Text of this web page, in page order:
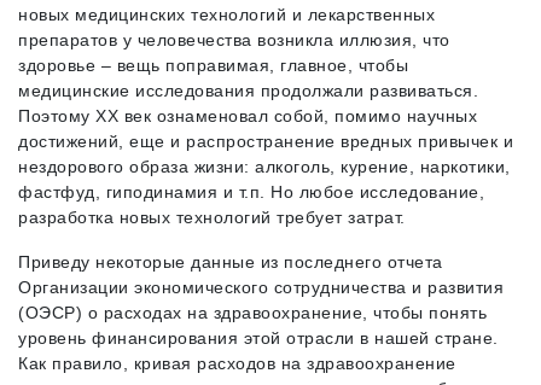
новых медицинских технологий и лекарственных
препаратов у человечества возникла иллюзия, что
здоровье – вещь поправимая, главное, чтобы
медицинские исследования продолжали развиваться.
Поэтому XX век ознаменовал собой, помимо научных
достижений, еще и распространение вредных привычек и
нездорового образа жизни: алкоголь, курение, наркотики,
фастфуд, гиподинамия и т.п. Но любое исследование,
разработка новых технологий требует затрат.
Приведу некоторые данные из последнего отчета
Организации экономического сотрудничества и развития
(ОЭСР) о расходах на здравоохранение, чтобы понять
уровень финансирования этой отрасли в нашей стране.
Как правило, кривая расходов на здравоохранение